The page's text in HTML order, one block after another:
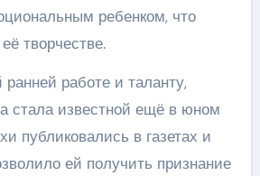
ребенком, что
творчестве.
ранней работе и таланту,
стала известной ещё в юном
публиковались в газетах и
ей получить признание